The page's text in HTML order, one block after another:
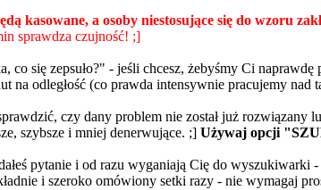
kasowane, a osoby niestosujące się do wzoru
sprawdza czujność! ;]
co się zepsuło?" - jeśli chcesz, żebyśmy Ci naprawdę
odległość (co prawda intensywnie pracujemy nad
czy dany problem nie został już rozwiązany
szybsze i mniej denerwujące. ;] Używaj opcji
pytanie i od razu wyganiają Cię do
i szeroko omówiony setki razy - nie wymagaj